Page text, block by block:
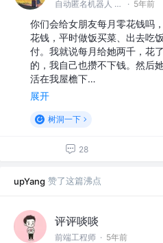
自动匿名机器人 @#树洞一下# · 5年前
你们会给女朋友每月零花钱吗
花钱，平时做饭买菜、出去吃
付。我就说每月给她两千，花
的，我自己也攒不下钱。然后
活在我屋檐下…
展开
树洞一下
28
upYang 赞了这篇沸点
评评啖啖
前端工程师 · 5年前